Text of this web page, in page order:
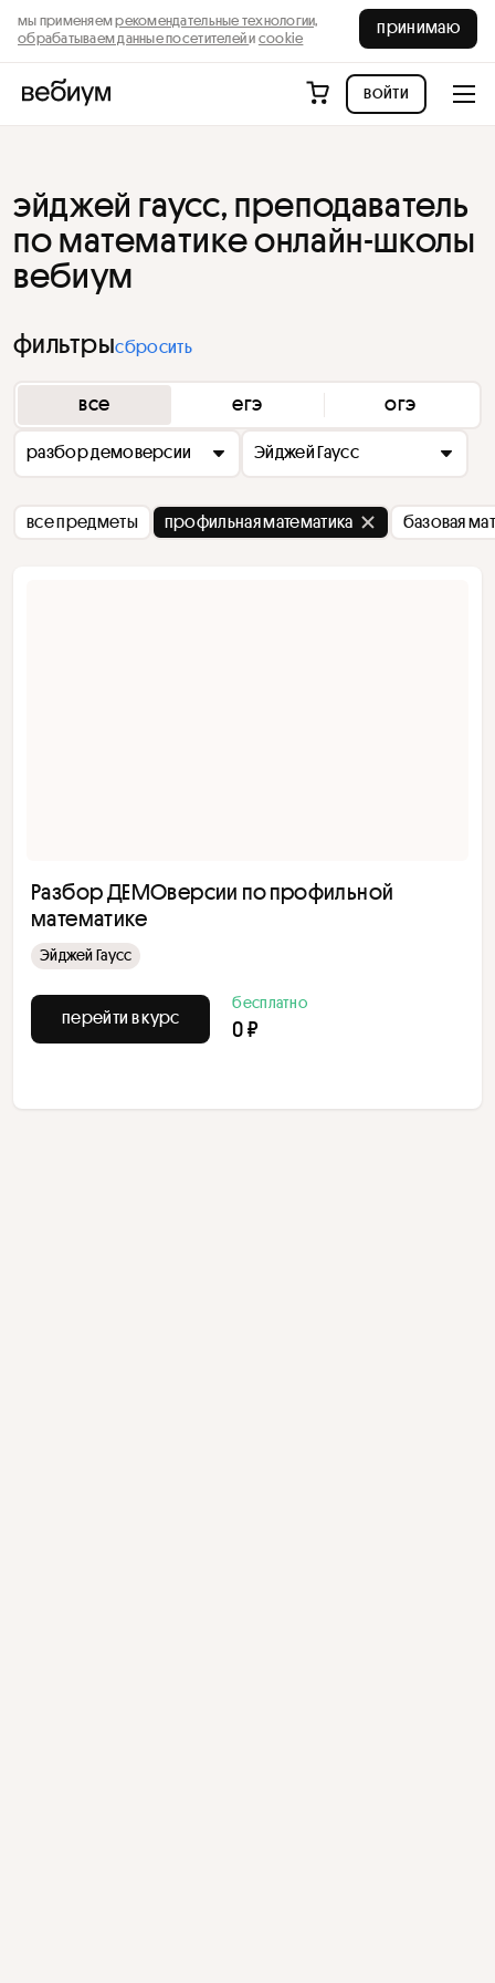
мы применяемрекомендательные технологии,
обрабатываем данные посетителейи cookie
принимаю
войти
эйджей гаусс, преподаватель
по математике онлайн-школы
вебиум
фильтрысбросить
все егэ огэ
разбор демоверсии Эйджей Гаусс
все предметы профильная математика базовая
Разбор ДЕМОверсии по профильной
математике
Эйджей Гаусс
перейти в курс
бесплатно
0 ₽